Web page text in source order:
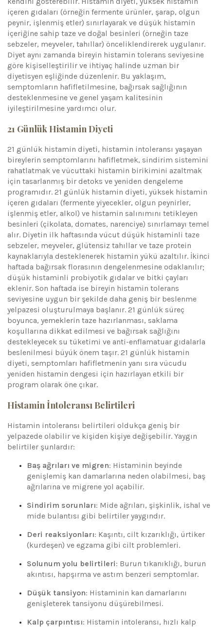
içeren gıdaları (örneğin fermente ürünler, şarap, olgun
peynir, işlenmiş etler) sınırlayarak ve düşük histamin
içeriğine sahip taze ve doğal besinleri (örneğin taze
sebzeler, meyveler, tahıllar) önceliklendirerek uygulanır.
Diyet aynı zamanda bireyin histamin tolerans seviyesine
göre kişiselleştirilir ve ihtiyaç halinde uzman bir
diyetisyen eşliğinde düzenlenir. Bu yaklaşım,
semptomların hafifletilmesine, bağırsak sağlığının
desteklenmesine ve genel yaşam kalitesinin
iyileştirilmesine yardımcı olur.
21 Günlük Histamin Diyeti
21 günlük histamin diyeti, histamin intoleransı yaşayan
bireylerin semptomlarını hafifletmek, sindirim sistemini
rahatlatmak ve vücuttaki histamin birikimini azaltmak
için tasarlanmış bir detoks ve yeniden dengeleme
programıdır. 21 günlük histamin diyeti, yüksek histamin
içeren gıdaları (fermente yiyecekler, olgun peynirler,
işlenmiş etler, alkol) ve histamin salınımını tetikleyen
besinleri (çikolata, domates, narenciye) sınırlamayı temel
alır. Diyetin ilk haftasında vücut düşük histaminli taze
sebzeler, meyveler, glütensiz tahıllar ve taze protein
kaynaklarıyla desteklenerek histamin yükü azaltılır. İkinci
haftada bağırsak florasının dengelenmesine odaklanılır;
düşük histaminli probiyotik gıdalar ve bitki çayları
eklenir. Son haftada ise bireyin histamin tolerans
seviyesine uygun bir şekilde daha geniş bir beslenme
yelpazesi oluşturulmaya başlanır. 21 günlük süreç
boyunca, yemeklerin taze hazırlanması, saklama
koşullarına dikkat edilmesi ve bağırsak sağlığını
destekleyecek su tüketimi ve anti-enflamatuar gıdalarla
beslenilmesi büyük önem taşır. 21 günlük histamin
diyeti, semptomları hafifletmenin yanı sıra vücudu
yeniden histamin dengesi için hazırlayan etkili bir
program olarak öne çıkar.
Histamin İntoleransı Belirtileri
Histamin intoleransı belirtileri oldukça geniş bir
yelpazede olabilir ve kişiden kişiye değişebilir. Yaygın
belirtiler şunlardır:
Baş ağrıları ve migren: Histaminin beyinde
genişlemiş kan damarlarına neden olabilmesi, baş
ağrılarına ve migrene yol açabilir.
Sindirim sorunları: Mide ağrıları, şişkinlik, ishal ve
mide bulantısı gibi belirtiler yaygındır.
Deri reaksiyonları: Kaşıntı, cilt kızarıklığı, ürtiker
(kurdeşen) ve egzama gibi cilt problemleri.
Solunum yolu belirtileri: Burun tıkanıklığı, burun
akıntısı, hapşırma ve astım benzeri semptomlar.
Düşük tansiyon: Histaminin kan damarlarını
genişleterek tansiyonu düşürebilmesi.
Kalp çarpıntısı: Histamin intoleransı, hızlı kalp